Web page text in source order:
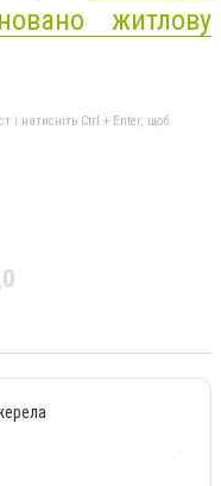
житлову
і натисніть Ctrl + Enter, щоб